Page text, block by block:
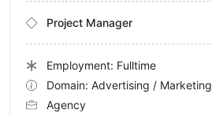
Project Manager
Employment: Fulltime
Domain: Advertising / Marketing
Agency